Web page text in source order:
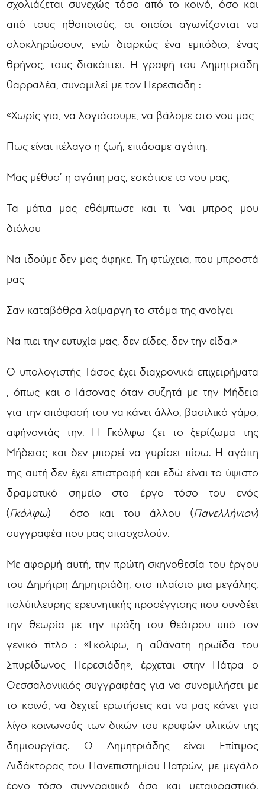
σχολιάζεται συνεχώς τόσο από το κοινό, όσο και
από τους ηθοποιούς, οι οποίοι αγωνίζονται να
ολοκληρώσουν, ενώ διαρκώς ένα εμπόδιο, ένας
θρήνος, τους διακόπτει. Η γραφή του Δημητριάδη
θαρραλέα, συνομιλεί με τον Περεσιάδη :
«Χωρίς για, να λογιάσουμε, να βάλομε στο νου μας
Πως είναι πέλαγο η ζωή, επιάσαμε αγάπη.
Μας μέθυσ’ η αγάπη μας, εσκότισε το νου μας,
Τα μάτια μας εθάμπωσε και τι ‘ναι μπρος μου
διόλου
Να ιδούμε δεν μας άφηκε. Τη φτώχεια, που μπροστά
μας
Σαν καταβόθρα λαίμαργη το στόμα της ανοίγει
Να πιει την ευτυχία μας, δεν είδες, δεν την είδα.»
Ο υπολογιστής Τάσος έχει διαχρονικά επιχειρήματα
, όπως και ο Ιάσονας όταν συζητά με την Μήδεια
για την απόφασή του να κάνει άλλο, βασιλικό γάμο,
αφήνοντάς την. Η Γκόλφω ζει το ξερίζωμα της
Μήδειας και δεν μπορεί να γυρίσει πίσω. Η αγάπη
της αυτή δεν έχει επιστροφή και εδώ είναι το ύψιστο
δραματικό σημείο στο έργο τόσο του ενός
(Γκόλφω) όσο και του άλλου (Πανελλήνιον)
συγγραφέα που μας απασχολούν.
Με αφορμή αυτή, την πρώτη σκηνοθεσία του έργου
του Δημήτρη Δημητριάδη, στο πλαίσιο μια μεγάλης,
πολύπλευρης ερευνητικής προσέγγισης που συνδέει
την θεωρία με την πράξη του θεάτρου υπό τον
γενικό τίτλο : «Γκόλφω, η αθάνατη ηρωΐδα του
Σπυρίδωνος Περεσιάδη», έρχεται στην Πάτρα ο
Θεσσαλονικιός συγγραφέας για να συνομιλήσει με
το κοινό, να δεχτεί ερωτήσεις και να μας κάνει για
λίγο κοινωνούς των δικών του κρυφών υλικών της
δημιουργίας. Ο Δημητριάδης είναι Επίτιμος
Διδάκτορας του Πανεπιστημίου Πατρών, με μεγάλο
έργο τόσο συγγραφικό όσο και μεταφραστικό.